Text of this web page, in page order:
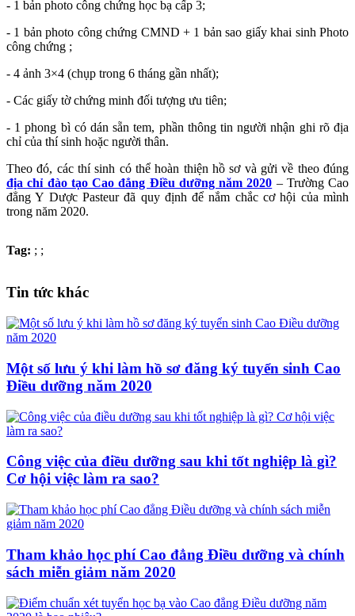
- 1 bản photo công chứng học bạ cấp 3;
- 1 bản photo công chứng CMND + 1 bản sao giấy khai sinh Photo
công chứng ;
- 4 ảnh 3×4 (chụp trong 6 tháng gần nhất);
- Các giấy tờ chứng minh đối tượng ưu tiên;
- 1 phong bì có dán sẵn tem, phần thông tin người nhận ghi rõ địa
chỉ của thí sinh hoặc người thân.
Theo đó, các thí sinh có thể hoàn thiện hồ sơ và gửi về theo đúng
địa chỉ đào tạo Cao đẳng Điều dưỡng năm 2020 – Trường Cao
đẳng Y Dược Pasteur đã quy định để nắm chắc cơ hội của mình
trong năm 2020.
Tag: ; ;
Tin tức khác
Một số lưu ý khi làm hồ sơ đăng ký tuyển sinh Cao
Điều dưỡng năm 2020
Công việc của điều dưỡng sau khi tốt nghiệp là gì?
Cơ hội việc làm ra sao?
Tham khảo học phí Cao đẳng Điều dưỡng và chính
sách miễn giảm năm 2020